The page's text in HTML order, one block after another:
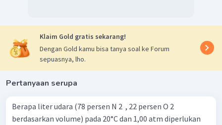
Klaim Gold gratis sekarang!
Dengan Gold kamu bisa tanya soal ke Forum
sepuasnya, lho.
Pertanyaan serupa
Berapa liter udara (78 persen N 2 ​ , 22 persen O 2 ​
berdasarkan volume) pada 20°C dan 1,00 atm diperlukan